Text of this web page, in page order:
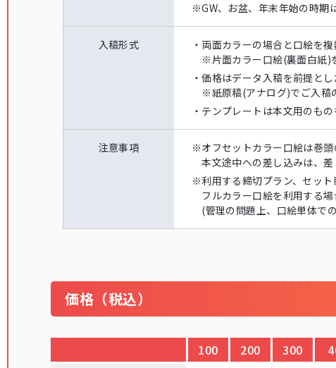
※GW、お盆、年末年始の時期
入稿形式 ・両面カラーの場合と口絵を
※片面カラー口絵(裏面白紙)
・価格はデータ入稿を前提と
※紙原稿(アナログ)でご入稿
・ テンプレートは本文用のも
注意事項 ※オフセットカラー口絵は巻
本文途中への差し込みは、
※利用する締切プラン、セッ
フルカラー口絵を利用する
(管理の問題上、口絵単体で
価格（税込）
100 200 300